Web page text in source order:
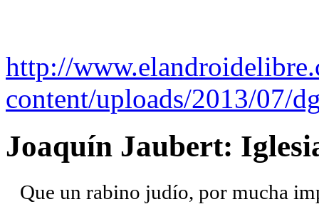
http://
content/uploads/2013/07/
Joaquín Jaubert:
Que un rabino judío, por mucha